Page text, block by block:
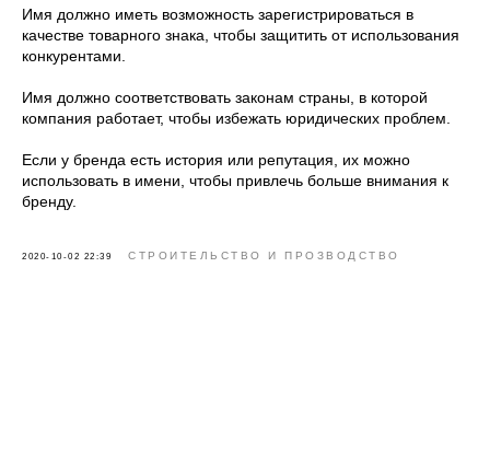
Имя должно иметь возможность зарегистрироваться в
качестве товарного знака, чтобы защитить от использования
конкурентами.
Имя должно соответствовать законам страны, в которой
компания работает, чтобы избежать юридических проблем.
Если у бренда есть история или репутация, их можно
использовать в имени, чтобы привлечь больше внимания к
бренду.
2020-10-02 22:39 СТРОИТЕЛЬСТВО И ПРОЗВОДСТВО